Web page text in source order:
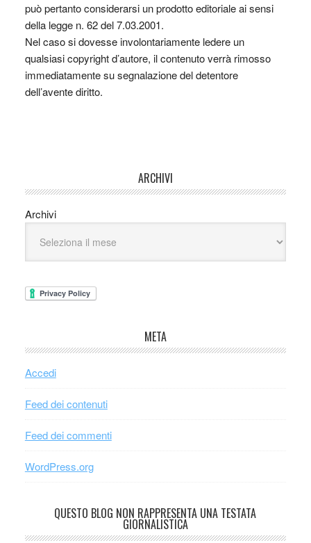
può pertanto considerarsi un prodotto editoriale ai sensi
della legge n. 62 del 7.03.2001.
Nel caso si dovesse involontariamente ledere un
qualsiasi copyright d’autore, il contenuto verrà rimosso
immediatamente su segnalazione del detentore
dell’avente diritto.
ARCHIVI
Archivi
META
Accedi
Feed dei contenuti
Feed dei commenti
WordPress.org
QUESTO BLOG NON RAPPRESENTA UNA TESTATA
GIORNALISTICA